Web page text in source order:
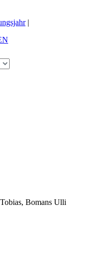
|
Bomans Ulli